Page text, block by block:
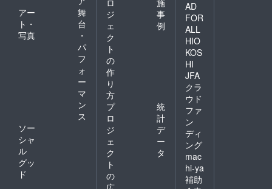
アー
ト・
写真
舞
台
・
パ
フ
ォ
ー
マ
ン
ス
ソー
シャ
ル
グッ
ド
ジ
ェ
ク
ト
の
作
り
方
事
例
プ
ロ
ジ
ェ
ク
ト
の
統
計
デ
ー
タ
AD
FOR
ALL
HIO
KOS
HI
JFA
クラ
ウド
ファ
ン
ディ
ング
mac
hi-ya
補助